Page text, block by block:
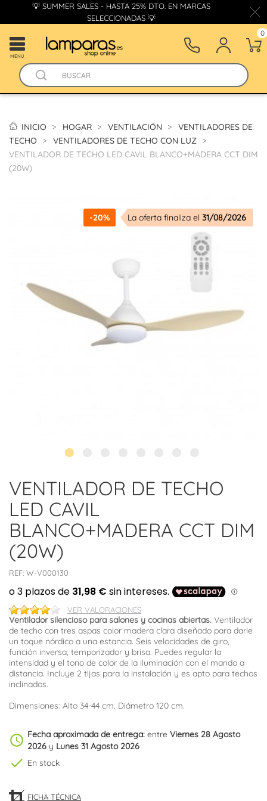
💡 SUMMER SALES - HASTA 25% DTO. EN MARCAS
SELECCIONADAS 💡
MENÚ
0
INICIO HOGAR VENTILACIÓN
VENTILADORES DE
TECHO
VENTILADORES DE TECHO CON LUZ
VENTILADOR DE TECHO LED CAVIL BLANCO+MADERA CCT DIM
(20W)
-20% La oferta finaliza el 31/08/2026
VENTILADOR DE TECHO
LED CAVIL
BLANCO+MADERA CCT DIM
(20W)
REF: W-V000130
VER VALORACIONES
Ventilador silencioso para salones y cocinas abiertas. Ventilador
de techo con tres aspas color madera clara diseñado para darle
un toque nórdico a una estancia. Seis velocidades de giro,
función inversa, temporizador y brisa. Puedes regular la
intensidad y el tono de color de la iluminación con el mando a
distancia. Incluye 2 tijas para la instalación y es apto para techos
inclinados.
Dimensiones: Alto 34-44 cm. Diámetro 120 cm.
schedule Fecha aproximada de entrega: entre Viernes 28 Agosto
2026 y Lunes 31 Agosto 2026
check En stock
FICHA TÉCNICA